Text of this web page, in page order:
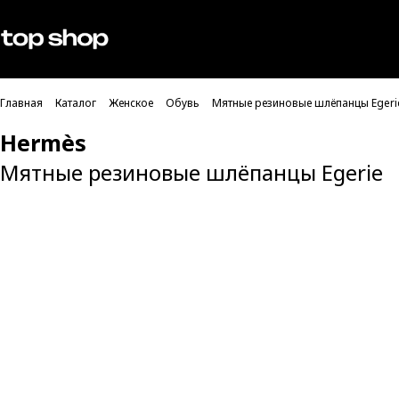
Проверка хлебных крошек
Главная Каталог Женское Обувь Мятные резиновые шлёпанцы
Hermès
Мятные резиновые шлёпанцы Egerie